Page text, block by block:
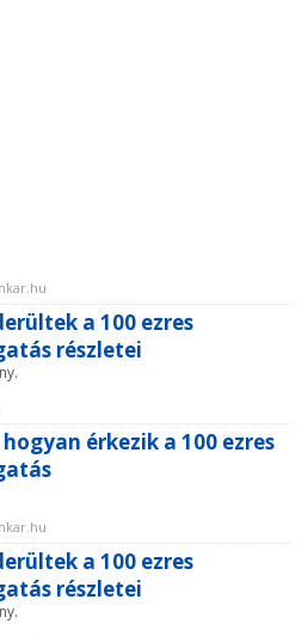
a 100 ezres
részletei
érkezik a 100 ezres
a 100 ezres
részletei